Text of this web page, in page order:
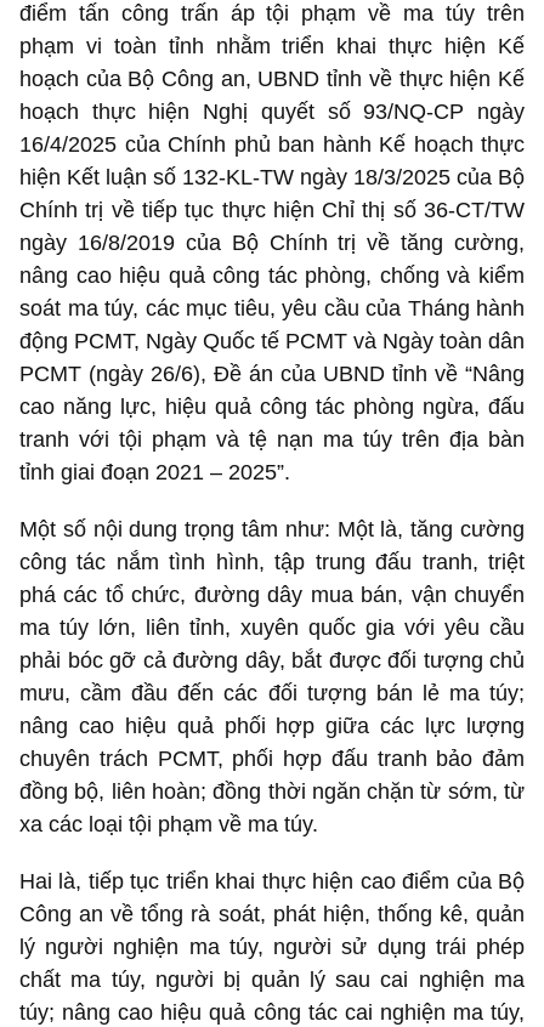
điểm tấn công trấn áp tội phạm về ma túy trên
phạm vi toàn tỉnh nhằm triển khai thực hiện Kế
hoạch của Bộ Công an, UBND tỉnh về thực hiện Kế
hoạch thực hiện Nghị quyết số 93/NQ-CP ngày
16/4/2025 của Chính phủ ban hành Kế hoạch thực
hiện Kết luận số 132-KL-TW ngày 18/3/2025 của Bộ
Chính trị về tiếp tục thực hiện Chỉ thị số 36-CT/TW
ngày 16/8/2019 của Bộ Chính trị về tăng cường,
nâng cao hiệu quả công tác phòng, chống và kiểm
soát ma túy, các mục tiêu, yêu cầu của Tháng hành
động PCMT, Ngày Quốc tế PCMT và Ngày toàn dân
PCMT (ngày 26/6), Đề án của UBND tỉnh về “Nâng
cao năng lực, hiệu quả công tác phòng ngừa, đấu
tranh với tội phạm và tệ nạn ma túy trên địa bàn
tỉnh giai đoạn 2021 – 2025”.
Một số nội dung trọng tâm như: Một là, tăng cường
công tác nắm tình hình, tập trung đấu tranh, triệt
phá các tổ chức, đường dây mua bán, vận chuyển
ma túy lớn, liên tỉnh, xuyên quốc gia với yêu cầu
phải bóc gỡ cả đường dây, bắt được đối tượng chủ
mưu, cầm đầu đến các đối tượng bán lẻ ma túy;
nâng cao hiệu quả phối hợp giữa các lực lượng
chuyên trách PCMT, phối hợp đấu tranh bảo đảm
đồng bộ, liên hoàn; đồng thời ngăn chặn từ sớm, từ
xa các loại tội phạm về ma túy.
Hai là, tiếp tục triển khai thực hiện cao điểm của Bộ
Công an về tổng rà soát, phát hiện, thống kê, quản
lý người nghiện ma túy, người sử dụng trái phép
chất ma túy, người bị quản lý sau cai nghiện ma
túy; nâng cao hiệu quả công tác cai nghiện ma túy,